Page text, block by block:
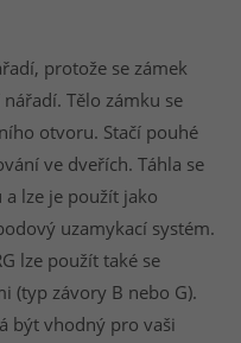
protože se zámek
Tělo zámku se
otvoru. Stačí pouhé
ve dveřích. Táhla se
lze je použít jako
uzamykací systém.
lze použít také se
(typ závory B nebo G).
být vhodný pro vaši